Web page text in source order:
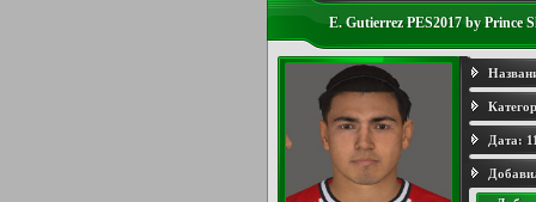
E. Gutierrez PES2017 by Prince
Дата: